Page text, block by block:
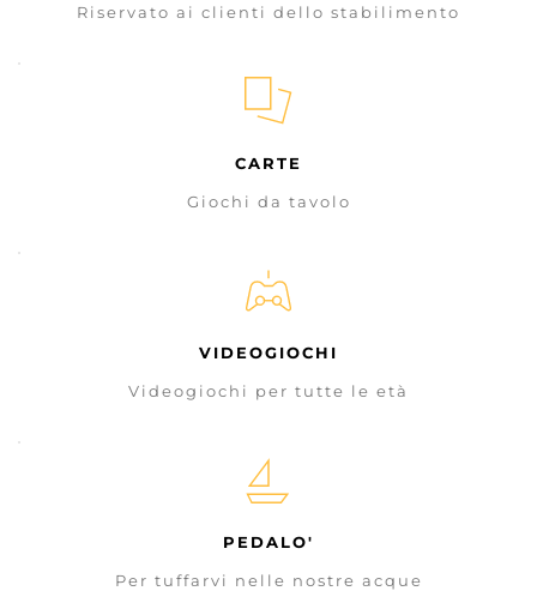
Riservato ai clienti dello stabilimento
CARTE
Giochi da tavolo
VIDEOGIOCHI
Videogiochi per tutte le età
PEDALO'
Per tuffarvi nelle nostre acque